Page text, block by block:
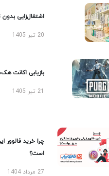
اشتغال‌زایی بدون
20 تیر 1405
بازیابی اکانت
چرا خرید فالوور
است؟
27 مرداد 1404